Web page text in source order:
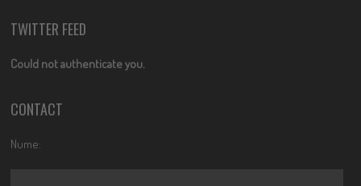
TWITTER FEED
Could not authenticate you.
CONTACT
Nume: